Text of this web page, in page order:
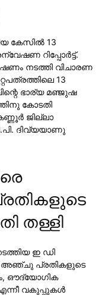
കേസില്‍ 13
റിപ്പോര്‍ട്ട്.
നടത്തി വിചാരണ
13
ഭാര്യ മഞ്ജുഷ
കോടതി
ജില്ലാ
ദിവ്യയാണു
തള്ളി
ഇ ഡി
അഞ്ചു പ്രതികളുടെ
ഔദ്യോഗിക
വകുപ്പുകള്‍